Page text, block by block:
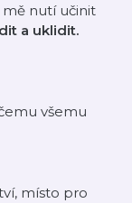
nutí učinit
a uklidit.
všemu
místo pro